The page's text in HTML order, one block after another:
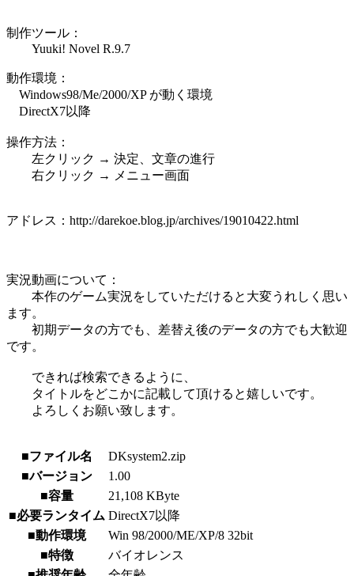
制作ツール：
Yuuki! Novel R.9.7
動作環境：
Windows98/Me/2000/XP が動く環境
DirectX7以降
操作方法：
左クリック → 決定、文章の進行
右クリック → メニュー画面
アドレス：http://darekoe.blog.jp/archives/19010422.html
実況動画について：
本作のゲーム実況をしていただけると大変うれしく思い
ます。
初期データの方でも、差替え後のデータの方でも大歓迎
です。
できれば検索できるように、
タイトルをどこかに記載して頂けると嬉しいです。
よろしくお願い致します。
■ファイル名
DKsystem2.zip
■バージョン
1.00
■容量
21,108 KByte
■必要ランタイム DirectX7以降
■動作環境
Win 98/2000/ME/XP/8 32bit
■特徴
バイオレンス